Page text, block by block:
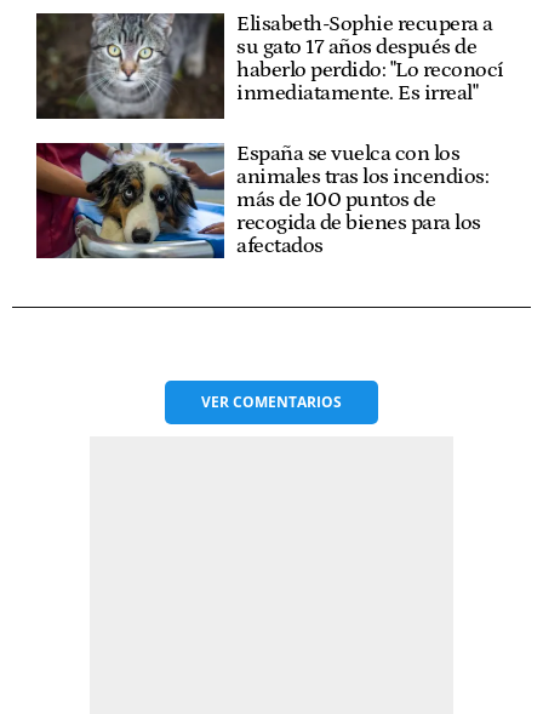
Elisabeth-Sophie recupera a
su gato 17 años después de
haberlo perdido: "Lo reconocí
inmediatamente. Es irreal"
España se vuelca con los
animales tras los incendios:
más de 100 puntos de
recogida de bienes para los
afectados
VERCOMENTARIOS